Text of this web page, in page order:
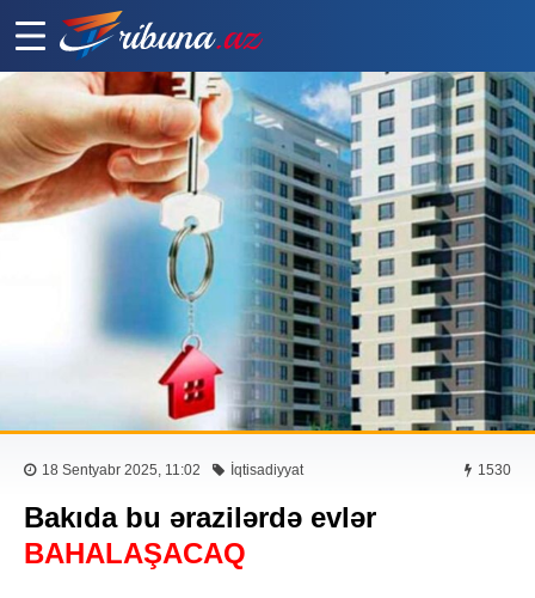
18 Sentyabr 2025, 11:02 İqtisadiyyat 1530
Bakıda bu ərazilərdə evlər
BAHALAŞACAQ